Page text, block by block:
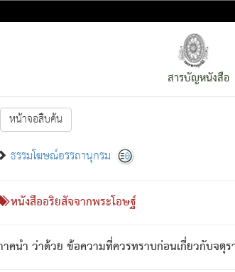
สารบัญหนังสือ
หน้าจอสืบค้น
ธรรมโฆษณ์อรรถานุกรม
หนังสืออริยสัจจากพระโอษฐ์
คนำ ว่าด้วย ข้อความที่ควรทราบก่อนเกี่ยวกับจตุร
สสะบังหน้า[1]ย่อมกล่าวซึ่งโรค (ความเสียดแทง) นั้น
ด แต่สิ่งนั้นย่อมเป็น (ตามที่เป็นจริง) โดยประการอื่นจ
ล้ว มีภพโดยความเป็นอย่างอื่น (จากที่มันเป็นอยู่จริง
ภัย (ที่เขาไม่รู้จัก) : เขากลัวต่อสิ่งใดสิ่งนั้นเป็นทุกข์
เพื่อการละขาดซึ่งภพ.
ามหลุดพ้นจากภพว่ามีได้เพราะภพ เรากล่าวว่